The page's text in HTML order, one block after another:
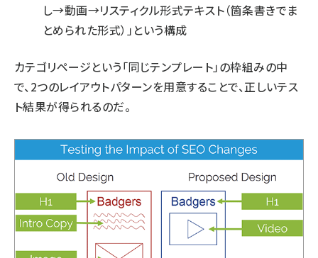
し→動画→リスティクル形式テキスト（箇条書きでま
とめられた形式）」という構成
カテゴリページという「同じテンプレート」の枠組みの中
で、2つのレイアウトパターンを用意することで、正しいテス
ト結果が得られるのだ。